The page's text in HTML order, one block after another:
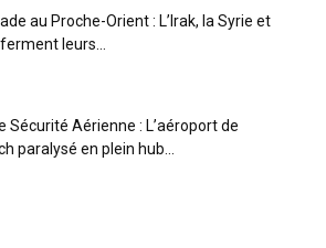
au Proche-Orient : L’Irak, la Syrie et
ferment leurs...
Sécurité Aérienne : L’aéroport de
paralysé en plein hub...